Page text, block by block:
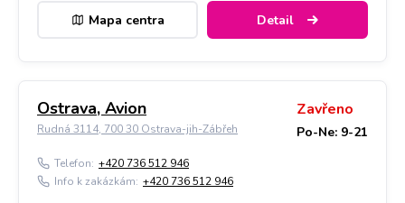
Mapa centra Detail
Ostrava, Avion
Rudná 3114, 700 30 Ostrava-jih-Zábřeh
Zavřeno
Po-Ne: 9-21
Telefon: +420 736 512 946
Info k zakázkám: +420 736 512 946